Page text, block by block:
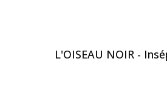
L'OISEAU NOIR -